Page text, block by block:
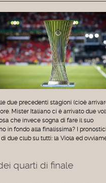
due precedenti stagioni (cioè
Mister Italiano ci è arrivato due
che invece sogna di fare il suo
in fondo alla finalissima? I
due club su tutti: la Viola ed
quarti di finale